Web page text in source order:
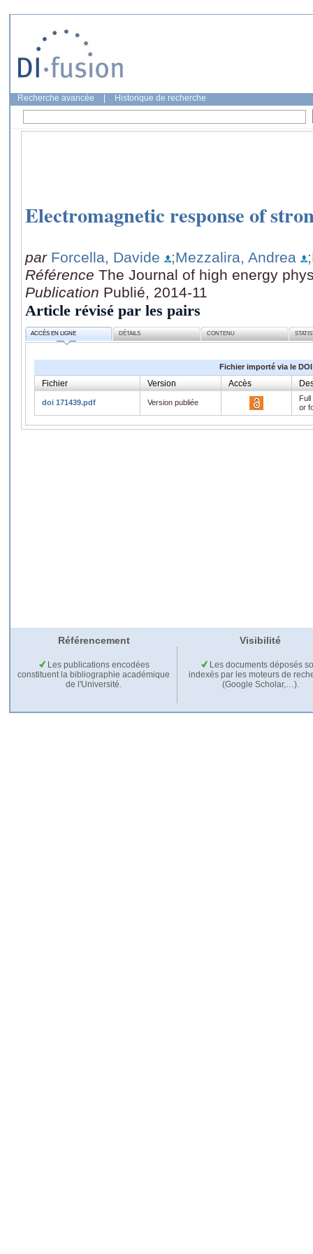
Recherche avancée Historique de recherche
Electromagnetic response of
par Forcella, Davide ;Mezzalira, Andrea
Référence The Journal of high energy
Publication Publié, 2014-11
Article révisé par les pairs
ACCÈS EN LIGNE DÉTAILS CONTENU
Fichier importé via le DOI
Fichier Version Accès
doi 171439.pdf Version publiée
or
Référencement Visibilité
Les publications encodées
constituent la bibliographie académique
de l'Université.
Les documents déposés
indexés par les moteurs de
(Google Scholar,…).